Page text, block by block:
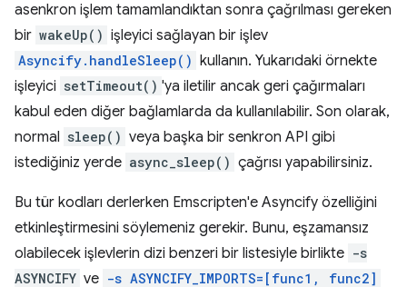
asenkron işlem tamamlandıktan sonra çağrılması gereken
bir wakeUp() işleyici sağlayan bir işlev
Asyncify.handleSleep() kullanın. Yukarıdaki örnekte
işleyici setTimeout() 'ya iletilir ancak geri çağırmaları
kabul eden diğer bağlamlarda da kullanılabilir. Son olarak,
normal sleep() veya başka bir senkron API gibi
istediğiniz yerde async_sleep() çağrısı yapabilirsiniz.
Bu tür kodları derlerken Emscripten'e Asyncify özelliğini
etkinleştirmesini söylemeniz gerekir. Bunu, eşzamansız
olabilecek işlevlerin dizi benzeri bir listesiyle birlikte -s
ASYNCIFY ve -s ASYNCIFY_IMPORTS=[func1, func2]